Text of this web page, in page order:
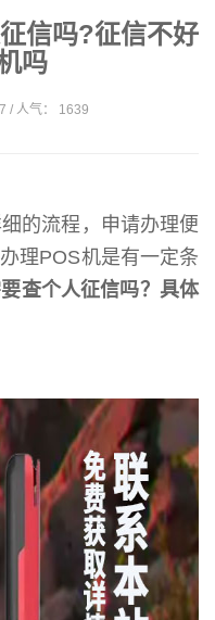
信吗?征信不好
吗
/ 人气： 1639
的流程，申请办理便
理POS机是有一定条
查个人征信吗？具体